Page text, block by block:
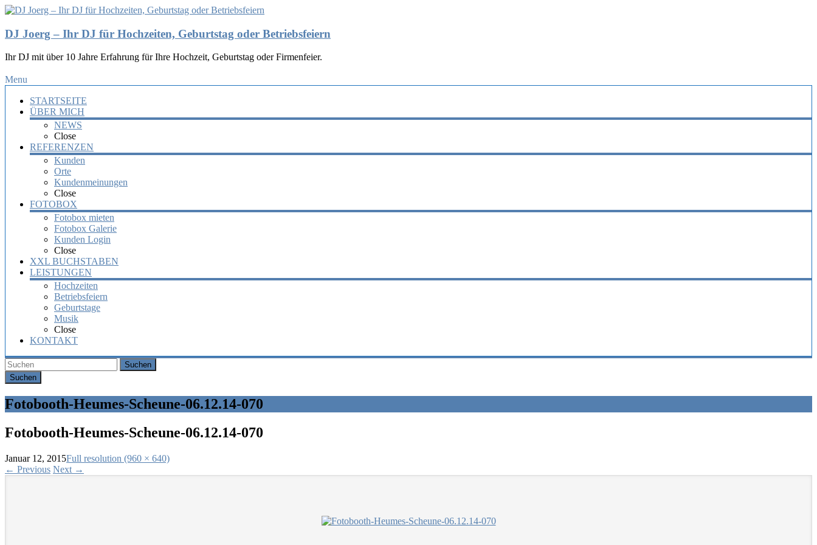
DJ Joerg – Ihr DJ für Hochzeiten, Geburtstag oder Betriebsfeiern
Ihr DJ mit über 10 Jahre Erfahrung für Ihre Hochzeit, Geburtstag oder Firmenfeier.
Menu
STARTSEITE
ÜBER MICH
NEWS
Close
REFERENZEN
Kunden
Orte
Kundenmeinungen
Close
FOTOBOX
Fotobox mieten
Fotobox Galerie
Kunden Login
Close
XXL BUCHSTABEN
LEISTUNGEN
Hochzeiten
Betriebsfeiern
Geburtstage
Musik
Close
KONTAKT
Suchen
Fotobooth-Heumes-Scheune-06.12.14-070
Fotobooth-Heumes-Scheune-06.12.14-070
Januar 12, 2015Full resolution (960 × 640)
← Previous Next →